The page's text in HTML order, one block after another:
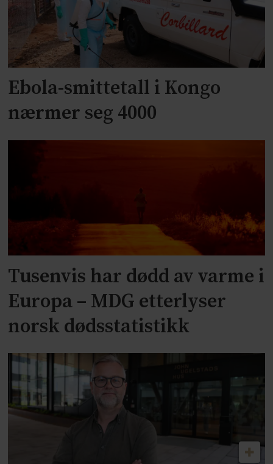
Ebola-smittetall i Kongo
nærmer seg 4000
Tusenvis har dødd av varme i
Europa – MDG etterlyser
norsk dødsstatistikk